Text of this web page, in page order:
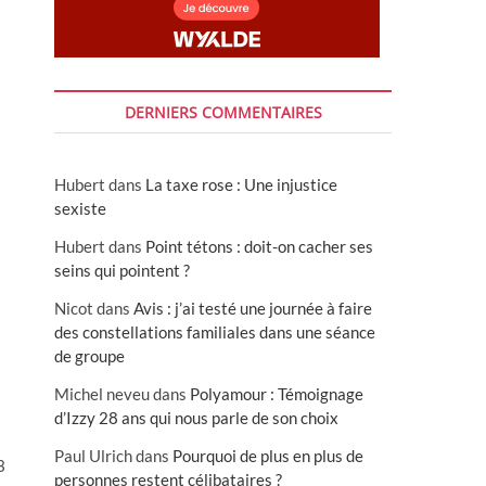
DERNIERS COMMENTAIRES
Hubert dans La taxe rose : Une injustice
sexiste
Hubert dans Point tétons : doit-on cacher ses
seins qui pointent ?
Nicot dans Avis : j’ai testé une journée à faire
des constellations familiales dans une séance
de groupe
Michel neveudans Polyamour : Témoignage
d’Izzy 28 ans qui nous parle de son choix
Paul Ulrichdans Pourquoi de plus en plus de
personnes restent célibataires ?